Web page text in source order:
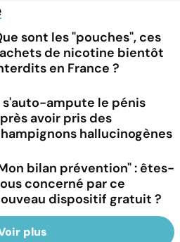
sont les "pouches", ces
de nicotine bientôt
en France ?
s'auto-ampute le pénis
avoir pris des
hallucinogènes
bilan prévention" : êtes-
concerné par ce
dispositif gratuit ?
plus